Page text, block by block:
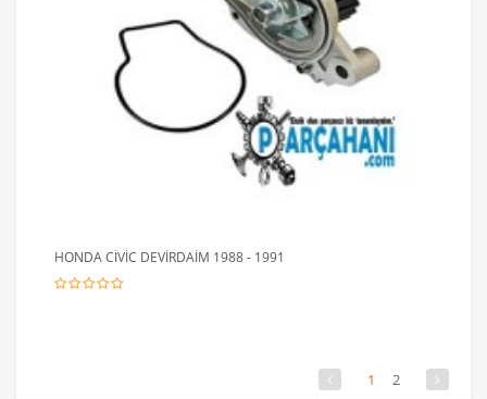
HONDA CİVİC DEVİRDAİM 1988 - 1991
1 2